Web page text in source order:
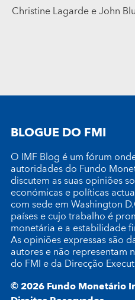
Christine LagardeeJohn
BLOGUE DO FMI
O IMF Blog é um fórum
autoridades do Fundo
discutem as suas opiniões
económicas e políticas
com sede em Washington
países e cujo trabalho é
monetária e a estabilidade
As opiniões expressas são
autores e não representam
do FMI e da Direcção
© 2026 Fundo Monetário